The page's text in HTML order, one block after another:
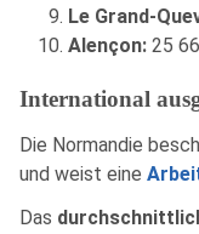
Le Grand-
Alençon: 25
International
Die Normandie
und weist eine
Das